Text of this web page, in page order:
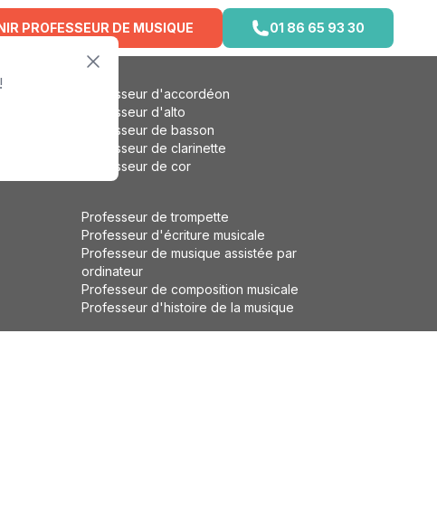
PROFESSEUR DE MUSIQUE 01 86 65 93 30
Professeur d'accordéon
Professeur d'alto
Professeur de basson
Professeur de clarinette
Professeur de cor
Professeur de trompette
Professeur d'écriture musicale
Professeur de musique assistée par
ordinateur
Professeur de composition musicale
Professeur d'histoire de la musique